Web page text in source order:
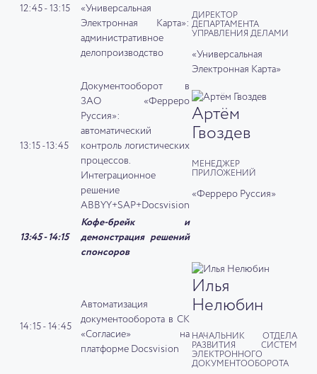
12:45 - 13:15
«Универсальная
Электронная Карта»:
административное
делопроизводство
ДИРЕКТОР
ДЕПАРТАМЕНТА
УПРАВЛЕНИЯ ДЕЛАМИ
«Универсальная
Электронная Карта»
13:15 -13:45
Документооборот в
ЗАО «Ферреро
Руссия»:
автоматический
контроль логистических
процессов.
Интеграционное
решение
ABBYY+SAP+Docsvision
Артём
Гвоздев
МЕНЕДЖЕР
ПРИЛОЖЕНИЙ
«Ферреро Руссия»
13:45 - 14:15
Кофе-брейк и
демонстрация решений
спонсоров
14:15 - 14:45
Автоматизация
документооборота в СК
«Согласие» на
платформе Docsvision
Илья
Нелюбин
НАЧАЛЬНИК ОТДЕЛА
РАЗВИТИЯ СИСТЕМ
ЭЛЕКТРОННОГО
ДОКУМЕНТООБОРОТА